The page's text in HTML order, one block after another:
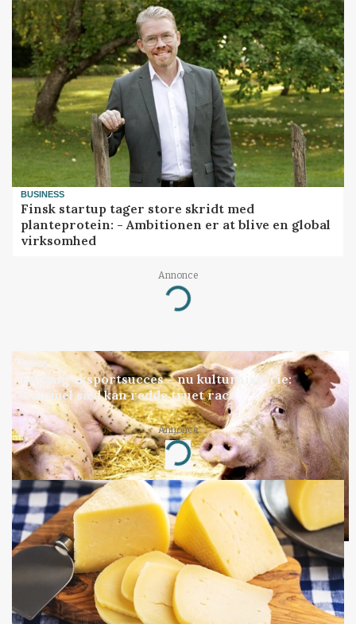
BUSINESS
Finsk startup tager store skridt med
planteprotein: - Ambitionen er at blive en global
virksomhed
Annonce
Loading...
GRISE
Engang eksportsucces – nu kulturhistorie:
Gammel sæd kan redde truet race
Annonce
Loading...